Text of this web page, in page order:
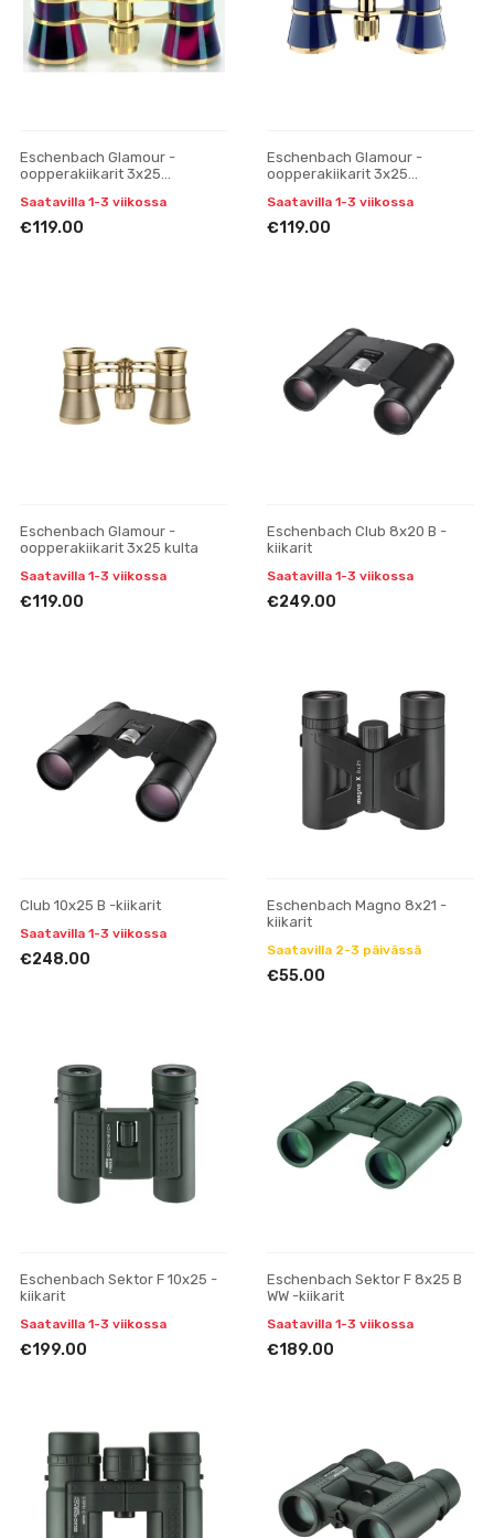
Eschenbach Glamour -
oopperakiikarit 3x25
Saatavilla 1-3 viikossa
€119.00
Eschenbach Glamour -
oopperakiikarit 3x25
Saatavilla 1-3 viikossa
€119.00
Eschenbach Glamour -
oopperakiikarit 3x25 kulta
Saatavilla 1-3 viikossa
€119.00
Eschenbach Club 8x20 B -
kiikarit
Saatavilla 1-3 viikossa
€249.00
Club 10x25 B -kiikarit
Saatavilla 1-3 viikossa
€248.00
Eschenbach Magno 8x21 -
kiikarit
Saatavilla 2-3 päivässä
€55.00
Eschenbach Sektor F 10x25 -
kiikarit
Saatavilla 1-3 viikossa
€199.00
Eschenbach Sektor F 8x25 B
WW -kiikarit
Saatavilla 1-3 viikossa
€189.00